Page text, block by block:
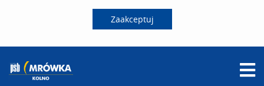
Zaakceptuj